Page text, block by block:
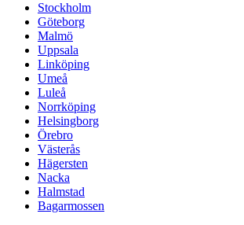
Stockholm
Göteborg
Malmö
Uppsala
Linköping
Umeå
Luleå
Norrköping
Helsingborg
Örebro
Västerås
Hägersten
Nacka
Halmstad
Bagarmossen